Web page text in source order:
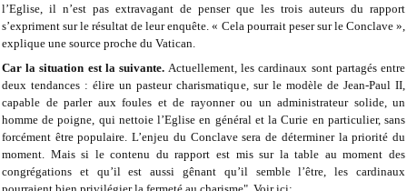
l’Eglise, il n’est pas extravagant de penser que les trois auteurs du rapport
s’expriment sur le résultat de leur enquête. « Cela pourrait peser sur le Conclave »,
explique une source proche du Vatican.
Car la situation est la suivante. Actuellement, les cardinaux sont partagés entre
deux tendances : élire un pasteur charismatique, sur le modèle de Jean-Paul II,
capable de parler aux foules et de rayonner ou un administrateur solide, un
homme de poigne, qui nettoie l’Eglise en général et la Curie en particulier, sans
forcément être populaire. L’enjeu du Conclave sera de déterminer la priorité du
moment. Mais si le contenu du rapport est mis sur la table au moment des
congrégations et qu’il est aussi gênant qu’il semble l’être, les cardinaux